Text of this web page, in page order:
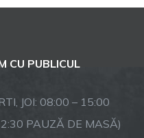
CU PUBLICUL
JOI: 08:00 – 15:00
PAUZĂ DE MASĂ)